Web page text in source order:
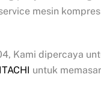
mesin
Kami dipercaya
untuk